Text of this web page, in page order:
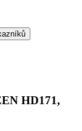
HD171,